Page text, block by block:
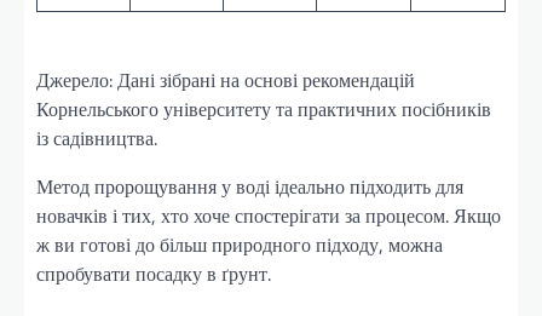
Джерело: Дані зібрані на основі рекомендацій
Корнельського університету та практичних посібників
із садівництва.
Метод пророщування у воді ідеально підходить для
новачків і тих, хто хоче спостерігати за процесом. Якщо
ж ви готові до більш природного підходу, можна
спробувати посадку в ґрунт.